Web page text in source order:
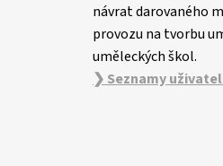
návrat darovaného
provozu na tvorbu
uměleckých škol.
❯ Seznamy